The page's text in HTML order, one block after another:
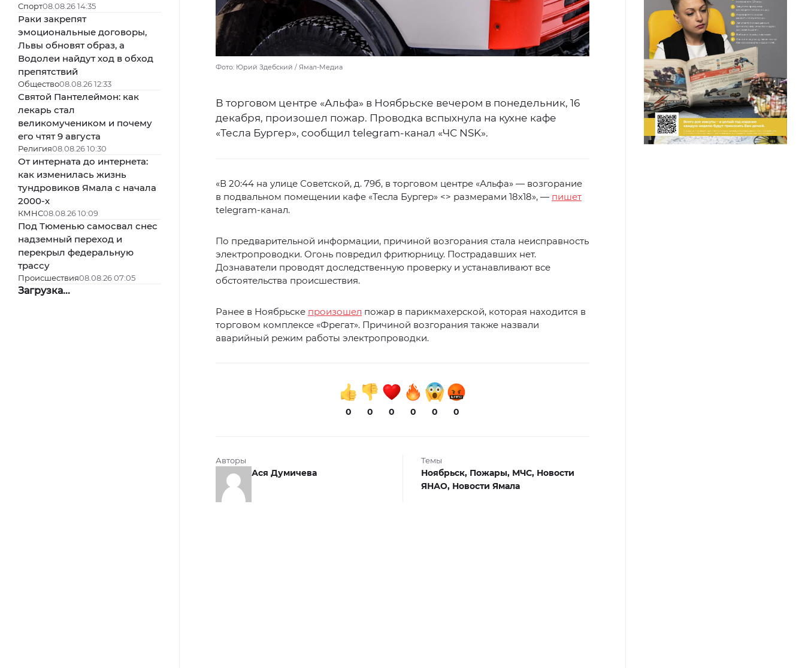
Спорт08.08.26 14:35
Раки закрепят
эмоциональные договоры,
Львы обновят образ, а
Водолеи найдут ход в обход
препятствий
Общество08.08.26 12:33
Святой Пантелеймон: как
лекарь стал
великомучеником и почему
его чтят 9 августа
Религия08.08.26 10:30
От интерната до интернета:
как изменилась жизнь
тундровиков Ямала с начала
2000-х
КМНС08.08.26 10:09
Под Тюменью самосвал снес
надземный переход и
перекрыл федеральную
трассу
Происшествия08.08.26 07:05
Загрузка...
Фото: Юрий Здебский / Ямал-Медиа
В торговом центре «Альфа» в Ноябрьске вечером в понедельник, 16
декабря, произошел пожар. Проводка вспыхнула на кухне кафе
«Тесла Бургер», сообщил telegram-канал «ЧС NSK».
«В 20:44 на улице Советской, д. 79б, в торговом центре «Альфа» — возгорание
в подвальном помещении кафе «Тесла Бургер» <> размерами 18х18», — пишет
telegram-канал.
По предварительной информации, причиной возгорания стала неисправность
электропроводки. Огонь повредил фритюрницу. Пострадавших нет.
Дознаватели проводят доследственную проверку и устанавливают все
обстоятельства происшествия.
Ранее в Ноябрьске произошел пожар в парикмахерской, которая находится в
торговом комплексе «Фрегат». Причиной возгорания также назвали
аварийный режим работы электропроводки.
0 0 0 0 0 0
Авторы
Ася Думичева
Темы
Ноябрьск, Пожары, МЧС, Новости
ЯНАО, Новости Ямала